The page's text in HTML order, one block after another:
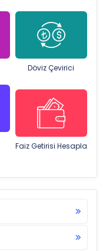
Döviz Çevirici
Faiz Getirisi Hesapla